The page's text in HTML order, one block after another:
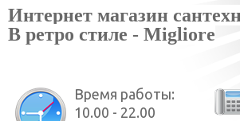
Интернет магазин
В ретро стиле - Migliore
Время работы:
10.00 - 22.00